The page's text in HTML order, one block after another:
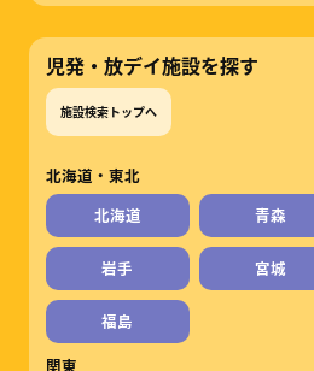
児発・放デイ施設を探す
施設検索トップへ
北海道・東北
北海道
青森
岩手 宮城
福島
関東